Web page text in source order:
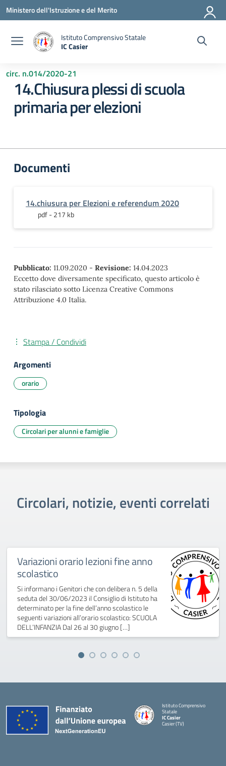
Vai ai contenuti
Vai al menu di navigazione
Vai al footer
Ministero dell'Istruzione e del Merito
Istituto Comprensivo Statale
IC Casier
circ. n.014/2020-21
14.Chiusura plessi di scuola
primaria per elezioni
Documenti
14.chiusura per Elezioni e referendum 2020
pdf - 217 kb
Pubblicato: 11.09.2020 - Revisione: 14.04.2023
Eccetto dove diversamente specificato, questo articolo è
stato rilasciato sotto Licenza Creative Commons
Attribuzione 4.0 Italia.
Stampa / Condividi
Argomenti
orario
Tipologia
Circolari per alunni e famiglie
Circolari, notizie, eventi correlati
Variazioni orario lezioni fine anno
scolastico
Si informano i Genitori che con delibera n. 5 della
seduta del 30/06/2023 il Consiglio di Istituto ha
determinato per la fine dell’anno scolastico le
seguenti variazioni all’orario scolastico: SCUOLA
DELL’INFANZIA Dal 26 al 30 giugno […]
Istituto Comprensivo
Statale
IC Casier
Casier (TV)